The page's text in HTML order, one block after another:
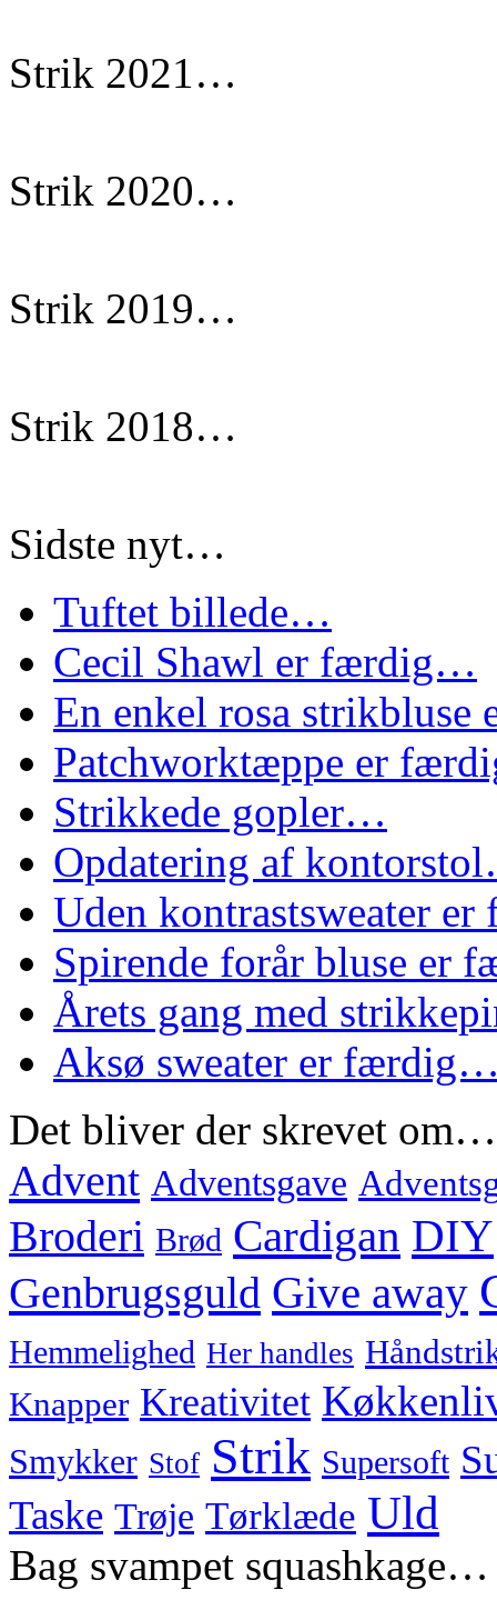
Strik 2021…
Strik 2020…
Strik 2019…
Strik 2018…
Sidste nyt…
Tuftet billede…
Cecil Shawl er færdig…
En enkel rosa
Patchworktæppe er
Strikkede gopler…
Opdatering af
Uden kontrastsweater
Spirende forår bluse er
Årets gang med
Aksø sweater er
Det bliver der skrevet om…
Advent Adventsgave
Broderi Brød Cardigan DIY
Genbrugsguld Give away
Hemmelighed Her handles
Knapper Kreativitet
Smykker Stof Strik Supersoft
Taske Trøje Tørklæde Uld
Bag svampet squashkage…